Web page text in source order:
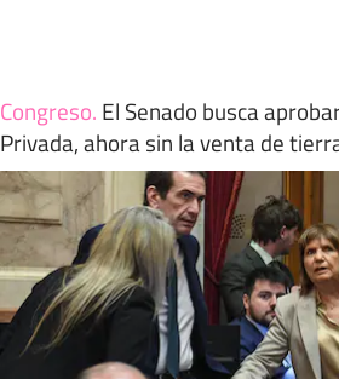
Congreso. El Senado busca
Privada, ahora sin la venta de